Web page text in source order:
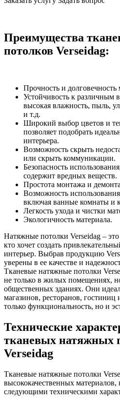
Преимущества
потолков Verseidag:
Прочность и долговечность
Устойчивость к различным
высокая влажность, пыль,
и т.д.
Широкий выбор цветов и
позволяет подобрать
интерьера.
Возможность скрыть
или скрыть коммуникации.
Безопасность
содержит вредных веществ.
Простота монтажа и
Возможность
включая ванные комнаты и
Легкость ухода и чистки
Экологичность материала.
Натяжные потолки Verseidag –
кто хочет создать
интерьер. Выбрав продукцию
уверены в ее качестве и
Тканевые натяжные потолки
не только в жилых помещениях,
общественных зданиях. Они
магазинов, ресторанов, гостиниц
только функциональность, но и
Технические
тканевых натяжных
Verseidag
Тканевые натяжные потолки
высококачественных материалов,
следующими техническими